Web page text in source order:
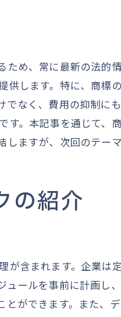
標更新の決断
ング戦略
法
更新計画
リオの強化
商標戦略
新計画
め、常に最新の法的
します。特に、商標
なく、費用の抑制に
。本記事を通じて、
ますが、次回のテーマ
の紹介
含まれます。企業は
ールを事前に計画し
ができます。また、